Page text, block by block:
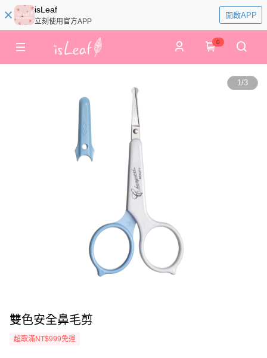
isLeaf
立刻使用官方APP
開啟APP
0
1/3
雙色安全鼻毛剪
超取滿NT$999免運